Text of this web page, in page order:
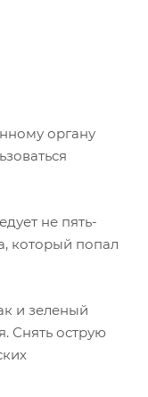
органу
не пять-
который попал
и зеленый
Снять острую